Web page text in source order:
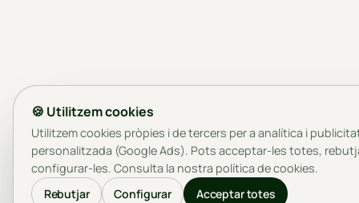
🍪 Utilitzem cookies
Utilitzem cookies pròpies i de tercers per a analítica i
personalitzada (Google Ads). Pots acceptar-les totes,
configurar-les. Consulta la nostra política de cookies.
Rebutjar
Configurar Acceptar totes